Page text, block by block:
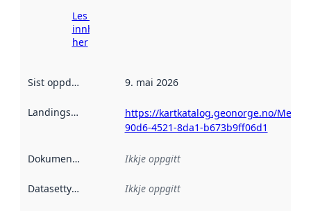
Les meir om
innhenting
her
Sist oppdatert 9. mai 2026
Landingsside
https://kartkatalog.geonorge.no/
90d6-4521-8da1-b673b9ff06d1
Dokumentasjon Ikkje oppgitt
Datasettype Ikkje oppgitt